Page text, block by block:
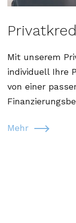
Mit unserem
individuell Ihre
von einer
Mehr